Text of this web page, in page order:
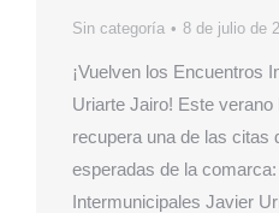
Sin categoría 8 de julio de
¡Vuelven los Encuentros
Uriarte Jairo! Este verano
recupera una de las citas
esperadas de la
Intermunicipales Javier